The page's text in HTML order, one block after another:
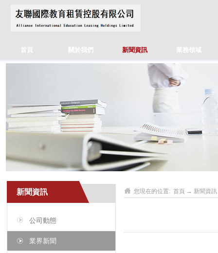
首頁 關於我們 新聞資訊 業務領域
新聞資訊
公司動態
業界新聞
您現在的位置: 首頁 → 新聞資訊